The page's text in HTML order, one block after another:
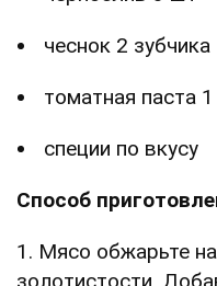
чеснок 2 зубчика
томатная паста 1
специи по вкусу
Способ
1. Мясо обжарьте